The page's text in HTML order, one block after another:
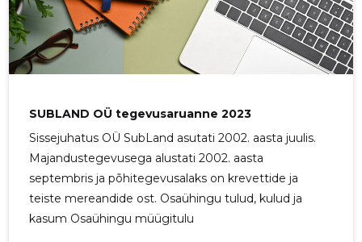
SUBLAND OÜ tegevusaruanne 2023
Sissejuhatus OÜ SubLand asutati 2002. aasta juulis.
Majandustegevusega alustati 2002. aasta
septembris ja põhitegevusalaks on krevettide ja
teiste mereandide ost. Osaühingu tulud, kulud ja
kasum Osaühingu müügitulu